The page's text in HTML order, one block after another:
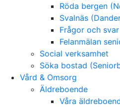
Röda bergen
Svalnäs
Frågor och
Felanmälan
Social verksamhet
Söka bostad
Vård & Omsorg
Äldreboende
Våra